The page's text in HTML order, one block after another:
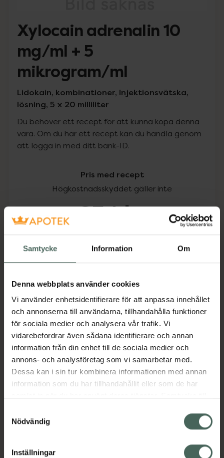
Samtycke Information Om
Denna webbplats använder cookies
Vi använder enhetsidentifierare för att anpassa innehållet
och annonserna till användarna, tillhandahålla funktioner
för sociala medier och analysera vår trafik. Vi
vidarebefordrar även sådana identifierare och annan
information från din enhet till de sociala medier och
annons- och analysföretag som vi samarbetar med.
Dessa kan i sin tur kombinera informationen med annan
information som du har tillhandahållit eller som de har
återkalla ditt samtycke via webbplatsens
cookieinställningar. Ett återkallat samtycke påverkar inte
lagligheten av behandling som skett innan återkallelsen.
Nödvändig
Inställningar
Xylocain adrenalin 10
mg/ml + 5
mikrogram/ml
Lidokain, kombinationer, Injektionsvätska,
lösning, 5 x 20 milliliter
Du behöver ett recept för att kunna köpa denna
vara. Om du har ett recept kan du handla genom
att logga in med ditt bank-ID.
Pris med recept
Högkostnadsskyddet gäller inte
254 kr
I apotek:254 kr
Köp via ditt recept
Aktuella erbjudanden
Beskrivning
Läs alltid bipacksedeln innan
användning.
Visa